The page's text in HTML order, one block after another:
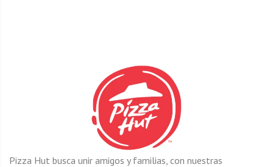
Pizza Hut busca unir amigos y familias, con nuestras